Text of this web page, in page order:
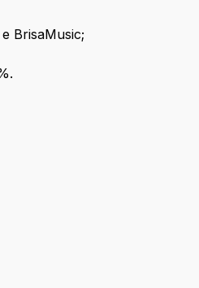
BrisaMusic;